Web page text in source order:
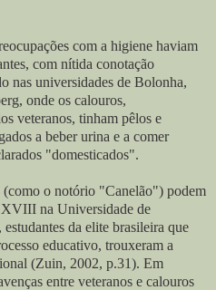
com a higiene haviam
com nítida conotação
nas universidades de Bolonha,
onde os calouros,
veteranos, tinham pêlos e
a beber urina e a comer
"domesticados".
o notório "Canelão") podem
XVIII na Universidade de
da elite brasileira que
educativo, trouxeram a
(Zuin, 2002, p.31). Em
entre veteranos e calouros